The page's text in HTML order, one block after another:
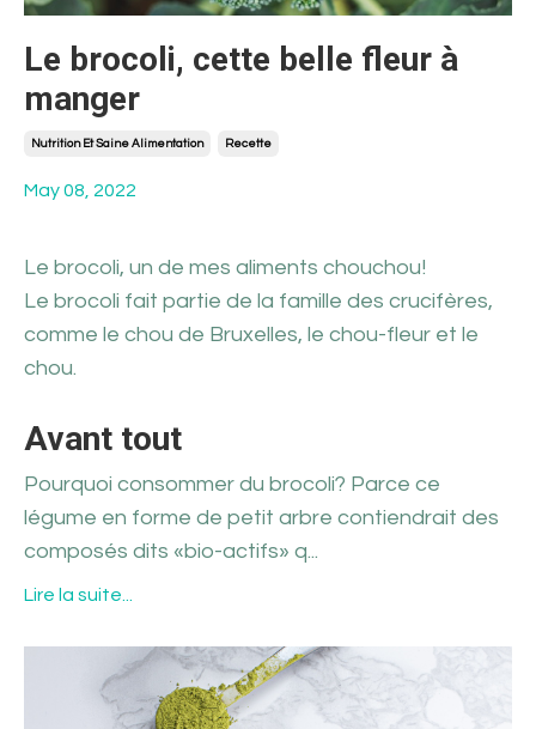
Le brocoli, cette belle fleur à
manger
Nutrition Et Saine Alimentation Recette
May 08, 2022
Le brocoli, un de mes aliments chouchou!
Le brocoli fait partie de la famille des crucifères,
comme le chou de Bruxelles, le chou-fleur et le
chou.
Avant tout
Pourquoi consommer du brocoli? Parce ce
légume en forme de petit arbre contiendrait des
composés dits «bio-actifs» q...
Lire la suite...